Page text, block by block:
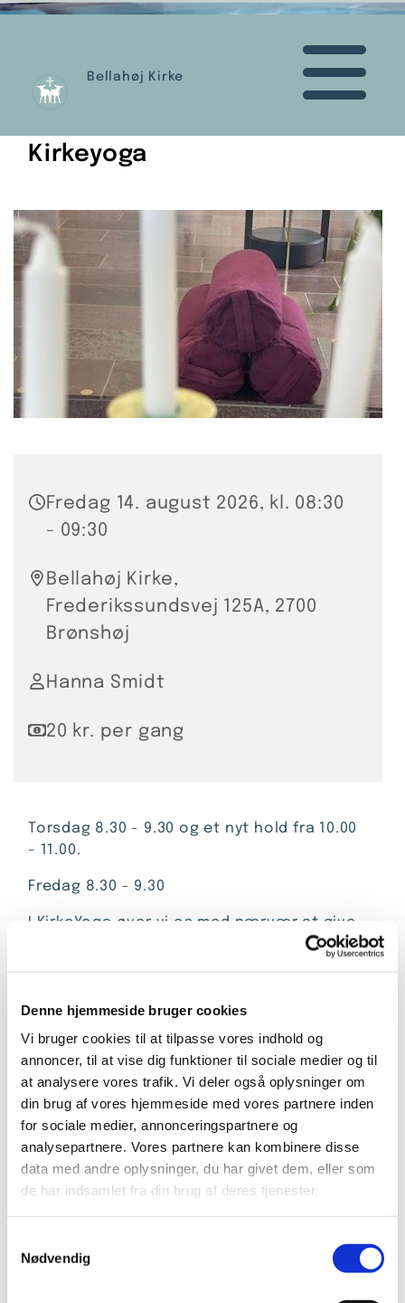
Denne hjemmeside bruger cookies
Vi bruger cookies til at tilpasse vores indhold og
annoncer, til at vise dig funktioner til sociale medier og til
at analysere vores trafik. Vi deler også oplysninger om
din brug af vores hjemmeside med vores partnere inden
for sociale medier, annonceringspartnere og
analysepartnere. Vores partnere kan kombinere disse
data med andre oplysninger, du har givet dem, eller som
de har indsamlet fra din brug af deres tjenester.
Nødvendig
Bellahøj Kirke
Kirkeyoga
Fredag 14. august 2026, kl. 08:30
- 09:30
Bellahøj Kirke,
Frederikssundsvej 125A, 2700
Brønshøj
Hanna Smidt
20 kr. per gang
Torsdag 8.30 - 9.30 og et nyt hold fra 10.00
- 11.00.
Fredag 8.30 - 9.30
I KirkeYoga øver vi os med nærvær at give
krop og sind en oplevelse af at være til
bøn.
Der er begrænsede pladser, så derfor
kræves tilmelding.
Læs mere om KirkeYoga her